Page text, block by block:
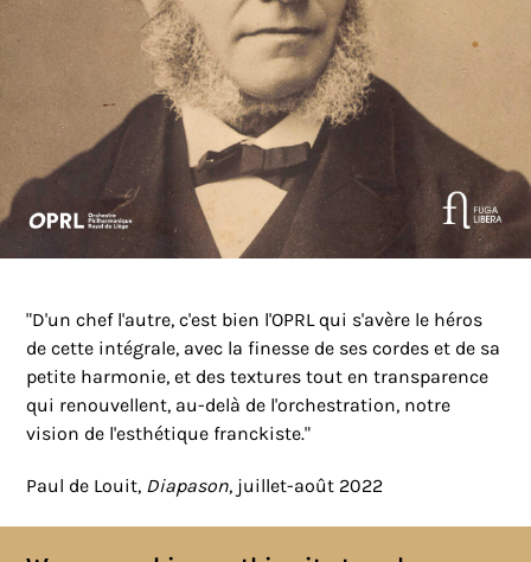
"D'un chef l'autre, c'est bien l'OPRL qui s'avère le héros
de cette intégrale, avec la finesse de ses cordes et de sa
petite harmonie, et des textures tout en transparence
qui renouvellent, au-delà de l'orchestration, notre
vision de l'esthétique franckiste."
Paul de Louit, Diapason, juillet-août 2022